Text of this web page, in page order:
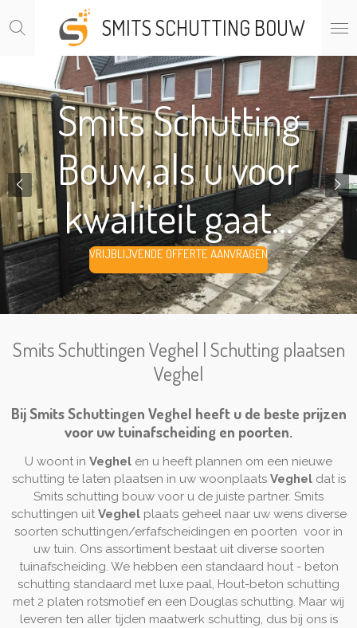
direct
hoofdinhoud
SMITS SCHUTTING BOUW
Smits Schutting
Bouw,als u voor
kwaliteit gaat...
VRIJBLIJVENDE OFFERTE AANVRAGEN
Smits Schuttingen Veghel | Schutting plaatsen
Veghel
Bij Smits Schuttingen Veghel heeft u de beste prijzen
voor uw tuinafscheiding en poorten.
U woont in Veghel en u heeft plannen om een nieuwe
schutting te laten plaatsen in uw woonplaats Vegheldat is
Smits schutting bouw voor u de juiste partner. Smits
schuttingen uit Veghelplaats geheel naar uw wens diverse
soorten schuttingen/erfafscheidingen en poorten voor in
uw tuin. Ons assortiment bestaat uit diverse soorten
tuinafscheiding. We hebben een standaard hout - beton
schutting standaard met luxe paal, Hout-beton schutting
met 2 platen rotsmotief en een Douglas schutting. Maar wij
leveren ten aller tijden maatwerk schutting, dus bij ons is